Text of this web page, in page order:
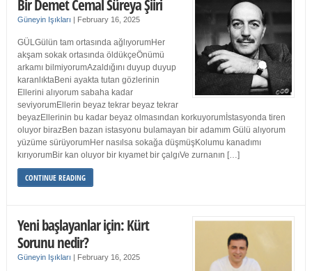
Bir Demet Cemal Süreya Şiiri
Güneyin Işıkları | February 16, 2025
GÜLGülün tam ortasında ağlıyorumHer
akşam sokak ortasında öldükçeÖnümü
arkamı bilmiyorumAzaldığını duyup duyup
karanlıktaBeni ayakta tutan gözlerinin
Ellerini alıyorum sabaha kadar
seviyorumEllerin beyaz tekrar beyaz tekrar
beyazEllerinin bu kadar beyaz olmasından korkuyorumİstasyonda tiren
oluyor birazBen bazan istasyonu bulamayan bir adamım Gülü alıyorum
yüzüme sürüyorumHer nasılsa sokağa düşmüşKolumu kanadımı
kırıyorumBir kan oluyor bir kıyamet bir çalgıVe zurnanın […]
CONTINUE READING
Yeni başlayanlar için: Kürt
Sorunu nedir?
Güneyin Işıkları | February 16, 2025